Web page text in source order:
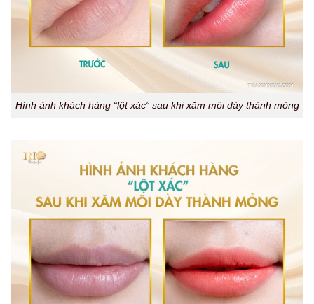
Hình ảnh khách hàng “lột xác” sau khi xăm môi dày thành mỏng